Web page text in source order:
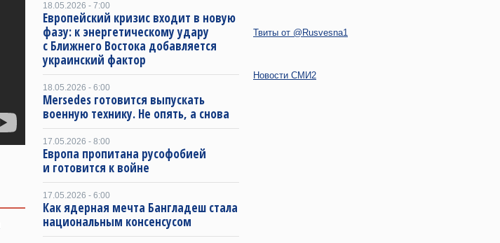
18.05.2026 - 7:00
Европейский кризис входит в новую
фазу: к энергетическому удару
с Ближнего Востока добавляется
украинский фактор
18.05.2026 - 6:00
Mersedes готовится выпускать
военную технику. Не опять, а снова
17.05.2026 - 8:00
Европа пропитана русофобией
и готовится к войне
17.05.2026 - 6:00
Как ядерная мечта Бангладеш стала
национальным консенсусом
Твиты от @Rusvesna1
Новости СМИ2